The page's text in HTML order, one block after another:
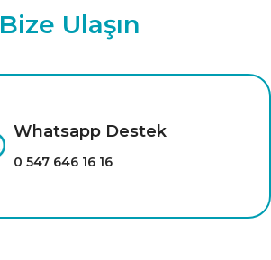
Bize Ulaşın
Whatsapp Destek
0 547 646 16 16